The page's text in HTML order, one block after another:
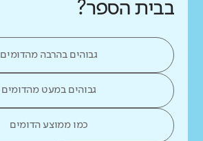
בבית הספר?
גבוהים בהרבה מהדומים
גבוהים במעט מהדומים
כמו ממוצע הדומים